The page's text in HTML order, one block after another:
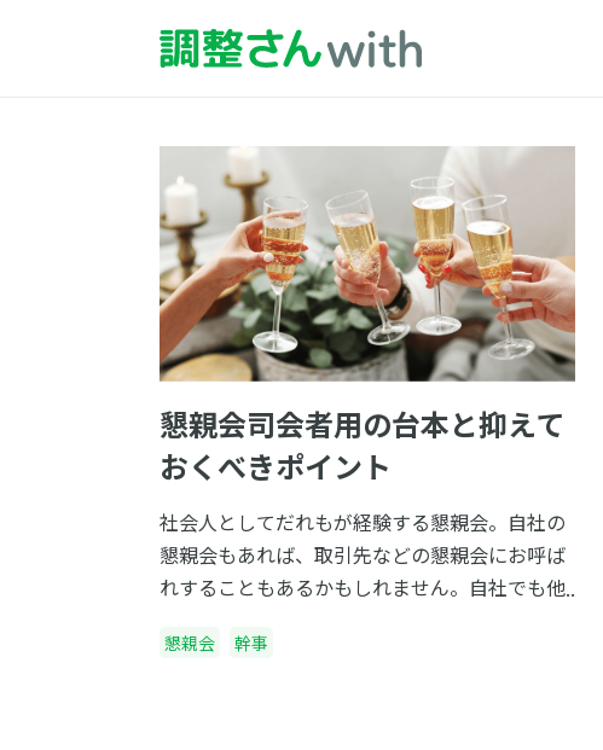
懇親会司会者用の台本と抑えて
おくべきポイント
社会人としてだれもが経験する懇親会。自社の
懇親会もあれば、取引先などの懇親会にお呼ば
れすることもあるかもしれません。自社でも他
を握るキーパーソンではないでしょうか。もし
懇親会 幹事